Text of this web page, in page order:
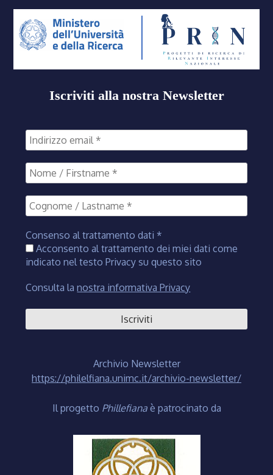
Iscriviti alla nostra Newsletter
Consenso al trattamento dati *
Acconsento al trattamento dei miei dati come
indicato nel testo Privacy su questo sito
Consulta lanostra informativa Privacy
Archivio Newsletter
https://philelfiana.unimc.it/archivio-newsletter/
Il progetto Phillefiana è patrocinato da